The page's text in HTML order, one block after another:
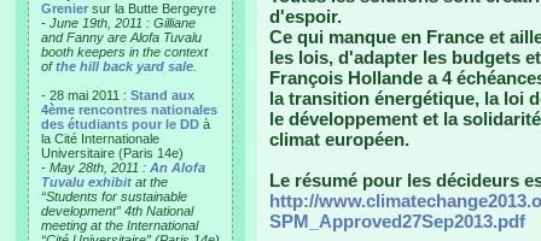
Grenier sur la Butte Bergeyre
- June 19th, 2011 : Gilliane
and Fanny are Alofa Tuvalu
booth keepers in the context
ofthe hill back yard sale
- 28 mai 2011 : Stand aux
4ème rencontres nationales
des étudiants pour le DD à
la Cité Internationale
Universitaire (Paris 14e)
- May 28th, 2011 : An Alofa
Tuvalu exhibit at the
“Students for sustainable
development” 4th National
meeting at the International
d'espoir.
Ce qui manque en France et
les lois, d'adapter les budgets
François Hollande a 4
la transition énergétique, la loi
le développement et la
climat européen.
Le résumé pour les décideurs
http://
SPM_Approved27Sep2013.pdf